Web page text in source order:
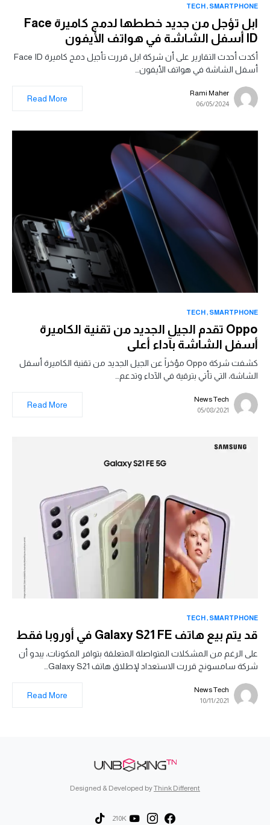
SMARTPHONE
TECH
ابل تؤجل من جديد خططها لدمج كاميرة Face
ID أسفل الشاشة في هواتف الأيفون
أكدت أحدث التقارير على أن شركة ابل قررت تأجيل دمج كاميرة Face ID
أسفل الشاشة في هواتف الأيفون…
Rami Maher
06/05/2024
Read More
SMARTPHONE
TECH
Oppo تقدم الجيل الجديد من تقنية الكاميرة
أسفل الشاشة بآداء أعلى
كشفت شركة Oppo مؤخراً عن الجيل الجديد من تقنية الكاميرة أسفل
الشاشة، التي تأتي بترقية في الآداء وتدعم…
News Tech
05/08/2021
Read More
SMARTPHONE
TECH
قد يتم بيع هاتف Galaxy S21 FE في أوروبا فقط
على الرغم من المشكلات المتواصلة المتعلقة بتوافر المكونات، يبدو أن
شركة سامسونج قررت الاستعداد لإطلاق هاتف Galaxy S21…
News Tech
10/11/2021
Read More
Designed & Developed byThink Different
210K